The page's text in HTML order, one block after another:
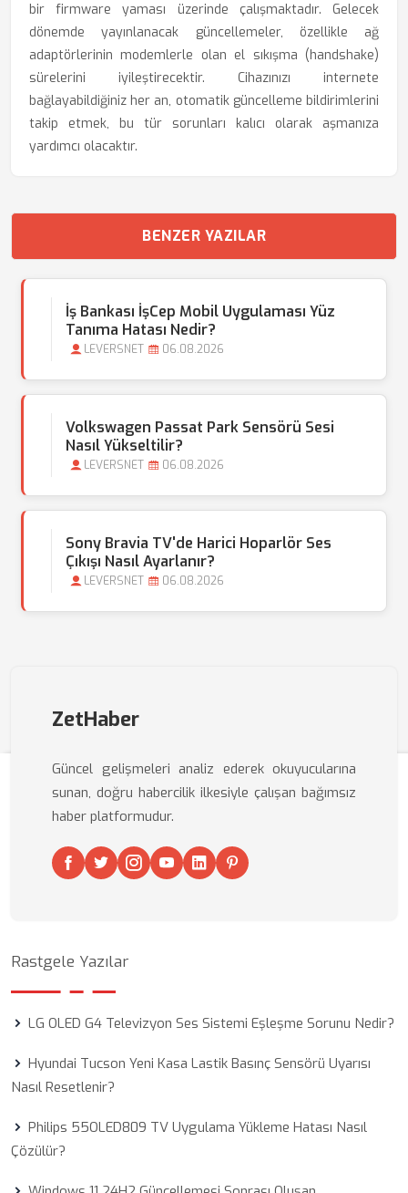
bir firmware yaması üzerinde çalışmaktadır. Gelecek
dönemde yayınlanacak güncellemeler, özellikle ağ
adaptörlerinin modemlerle olan el sıkışma (handshake)
sürelerini iyileştirecektir. Cihazınızı internete
bağlayabildiğiniz her an, otomatik güncelleme bildirimlerini
takip etmek, bu tür sorunları kalıcı olarak aşmanıza
yardımcı olacaktır.
BENZER YAZILAR
İş Bankası İşCep Mobil Uygulaması Yüz
Tanıma Hatası Nedir?
LEVERSNET 06.08.2026
Volkswagen Passat Park Sensörü Sesi
Nasıl Yükseltilir?
LEVERSNET 06.08.2026
Sony Bravia TV'de Harici Hoparlör Ses
Çıkışı Nasıl Ayarlanır?
LEVERSNET 06.08.2026
ZetHaber
Güncel gelişmeleri analiz ederek okuyucularına
sunan, doğru habercilik ilkesiyle çalışan bağımsız
haber platformudur.
Rastgele Yazılar
LG OLED G4 Televizyon Ses Sistemi Eşleşme Sorunu Nedir?
Hyundai Tucson Yeni Kasa Lastik Basınç Sensörü Uyarısı
Nasıl Resetlenir?
Philips 55OLED809 TV Uygulama Yükleme Hatası Nasıl
Çözülür?